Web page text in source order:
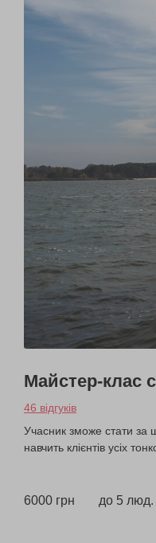
Майстер-клас
46 відгуків
Учасник зможе стати за
навчить клієнтів усіх
6000 грн до 5 люд.